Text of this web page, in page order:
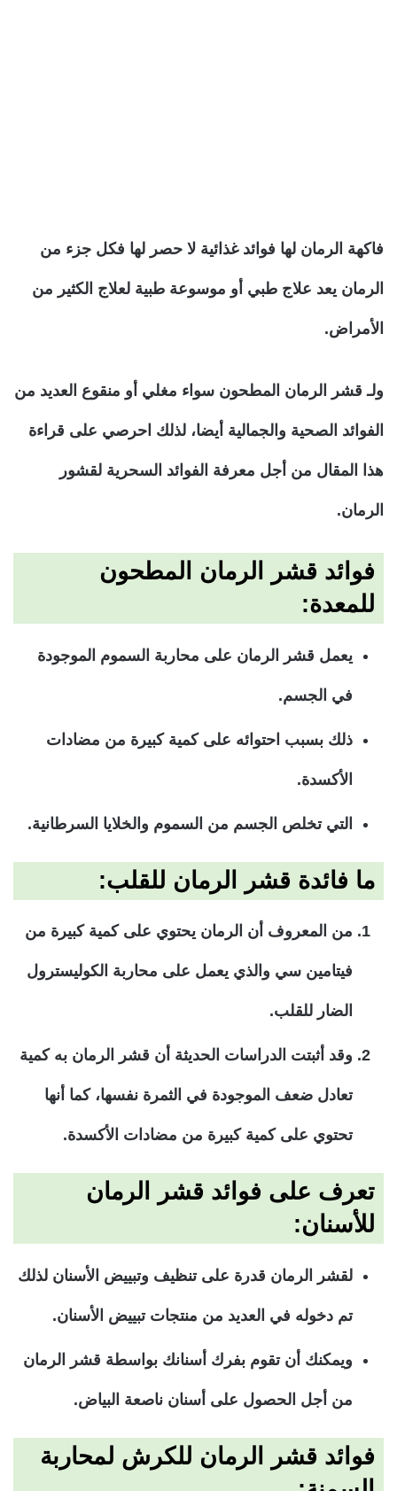
فاكهة الرمان لها فوائد غذائية لا حصر لها فكل جزء من
الرمان يعد علاج طبي أو موسوعة طبية لعلاج الكثير من
الأمراض.
ولـ قشر الرمان المطحون سواء مغلي أو منقوع العديد من
الفوائد الصحية والجمالية أيضا، لذلك احرصي على قراءة
هذا المقال من أجل معرفة الفوائد السحرية لقشور
الرمان.
فوائد قشر الرمان المطحون
للمعدة:
يعمل قشر الرمان على محاربة السموم الموجودة
في الجسم.
ذلك بسبب احتوائه على كمية كبيرة من مضادات
الأكسدة.
التي تخلص الجسم من السموم والخلايا السرطانية.
ما فائدة قشر الرمان للقلب:
من المعروف أن الرمان يحتوي على كمية كبيرة من
فيتامين سي والذي يعمل على محاربة الكوليسترول
الضار للقلب.
وقد أثبتت الدراسات الحديثة أن قشر الرمان به كمية
تعادل ضعف الموجودة في الثمرة نفسها، كما أنها
تحتوي على كمية كبيرة من مضادات الأكسدة.
تعرف على فوائد قشر الرمان
للأسنان:
لقشر الرمان قدرة على تنظيف وتبييض الأسنان لذلك
تم دخوله في العديد من منتجات تبييض الأسنان.
ويمكنك أن تقوم بفرك أسنانك بواسطة قشر الرمان
من أجل الحصول على أسنان ناصعة البياض.
فوائد قشر الرمان للكرش لمحاربة